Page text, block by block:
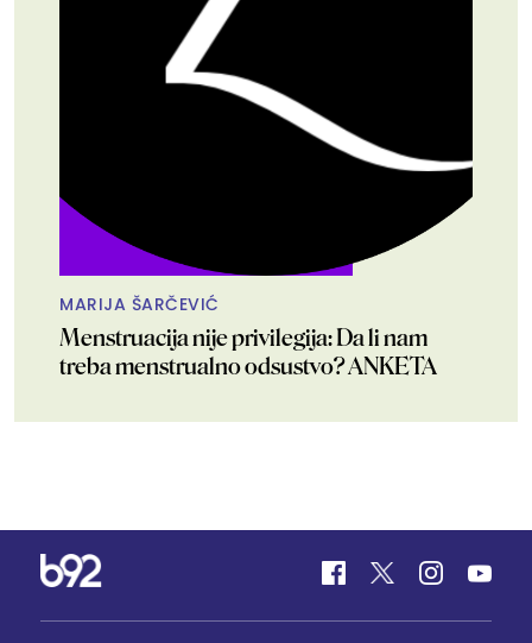
MARIJA ŠARČEVIĆ
Menstruacija nije privilegija: Da li nam
treba menstrualno odsustvo? ANKETA